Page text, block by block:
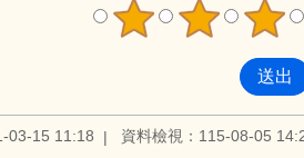
03-15 11:18 資料檢視：115-08-05